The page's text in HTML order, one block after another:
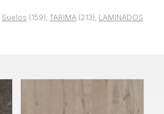
Suelos (159), TARIMA (213), LAMINADOS